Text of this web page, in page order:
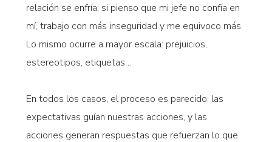
relación se enfría; si pienso que mi jefe no confía en
mí, trabajo con más inseguridad y me equivoco más.
Lo mismo ocurre a mayor escala: prejuicios,
estereotipos, etiquetas…
En todos los casos, el proceso es parecido: las
expectativas guían nuestras acciones, y las
acciones generan respuestas que refuerzan lo que